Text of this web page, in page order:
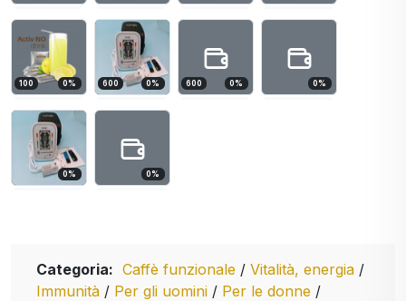
100 0% 600 0% 600 0% 0%
0% 0%
Categoria: Caffè funzionale / Vitalità, energia /
Immunità / Per gli uomini / Per le donne /